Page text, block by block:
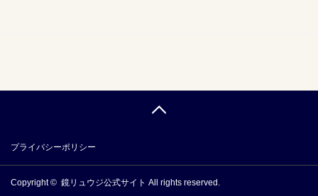
プライバシーポリシー
Copyright © 鏡リュウジ公式サイト All rights reserved.